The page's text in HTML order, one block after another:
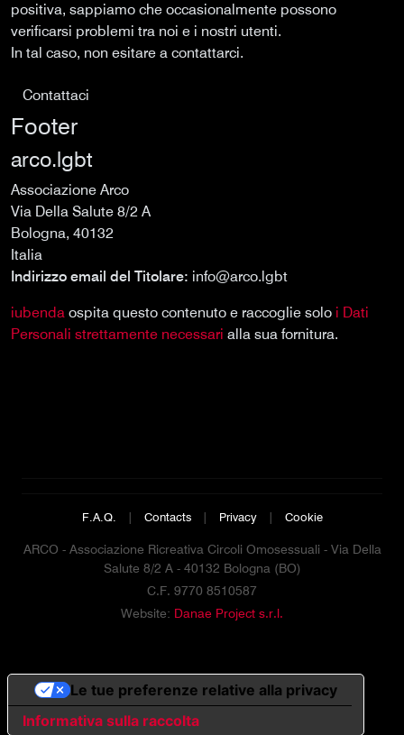
positiva, sappiamo che occasionalmente possono
verificarsi problemi tra noi e i nostri utenti.
In tal caso, non esitare a contattarci.
Contattaci
Footer
arco.lgbt
Associazione Arco
Via Della Salute 8/2 A
Bologna, 40132
Italia
Indirizzo email del Titolare: info@arco.lgbt
iubenda ospita questo contenuto e raccoglie solo i Dati
Personali strettamente necessari alla sua fornitura.
F.A.Q. | Contacts | Privacy | Cookie
ARCO - Associazione Ricreativa Circoli Omosessuali - Via Della
Salute 8/2 A - 40132 Bologna (BO)
C.F. 9770 8510587
Website: Danae Project s.r.l.
Informativa sulla raccolta
Le tue preferenze relative alla privacy